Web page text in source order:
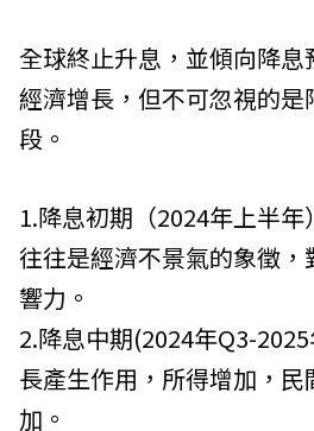
全球終止升息，並傾向降
經濟增長，但不可忽視的
段。
1.降息初期（2024年上半
往往是經濟不景氣的象徵
響力。
2.降息中期(2024年Q3-
長產生作用，所得增加，民
加。